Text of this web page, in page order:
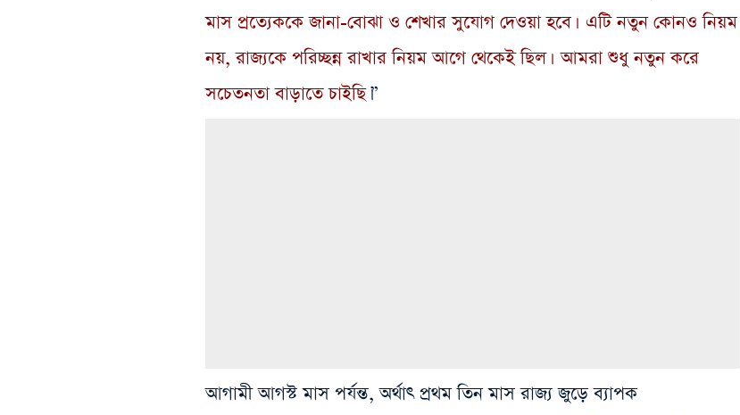
মাস প্রত্যেককে জানা-বোঝা ও শেখার সুযোগ দেওয়া হবে। এটি নতুন কোনও নিয়ম
নয়, রাজ্যকে পরিচ্ছন্ন রাখার নিয়ম আগে থেকেই ছিল। আমরা শুধু নতুন করে
সচেতনতা বাড়াতে চাইছি।”
আগামী আগস্ট মাস পর্যন্ত, অর্থাৎ প্রথম তিন মাস রাজ্য জুড়ে ব্যাপক